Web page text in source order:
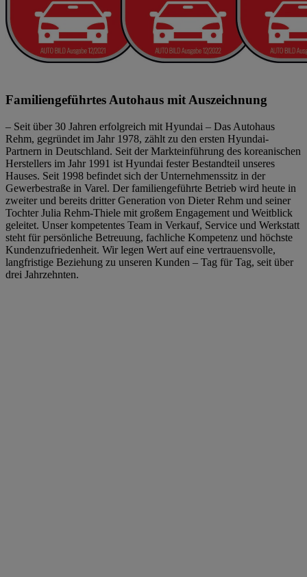
Familiengeführtes Autohaus mit Auszeichnung
– Seit über 30 Jahren erfolgreich mit Hyundai – Das Autohaus
Rehm, gegründet im Jahr 1978, zählt zu den ersten Hyundai-
Partnern in Deutschland. Seit der Markteinführung des koreanischen
Herstellers im Jahr 1991 ist Hyundai fester Bestandteil unseres
Hauses. Seit 1998 befindet sich der Unternehmenssitz in der
Gewerbestraße in Varel. Der familiengeführte Betrieb wird heute in
zweiter und bereits dritter Generation von Dieter Rehm und seiner
Tochter Julia Rehm-Thiele mit großem Engagement und Weitblick
geleitet. Unser kompetentes Team in Verkauf, Service und Werkstatt
steht für persönliche Betreuung, fachliche Kompetenz und höchste
Kundenzufriedenheit. Wir legen Wert auf eine vertrauensvolle,
langfristige Beziehung zu unseren Kunden – Tag für Tag, seit über
drei Jahrzehnten.